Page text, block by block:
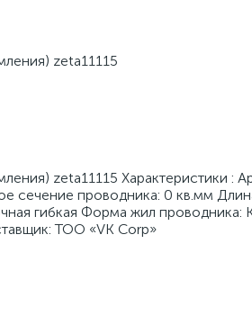
zeta11115
zeta11115 Характеристики :
сечение проводника: 0 кв.мм
гибкая Форма жил проводника:
ТОО «VK Corp»